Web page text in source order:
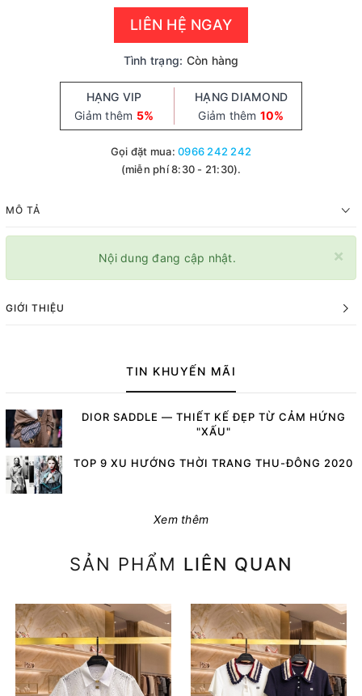
LIÊN HỆ NGAY
Tình trạng: Còn hàng
HẠNG VIP
Giảm thêm 5%
HẠNG DIAMOND
Giảm thêm 10%
Gọi đặt mua:0966 242 242
(miễn phí 8:30 - 21:30).
MÔ TẢ
×
Nội dung đang cập nhật.
GIỚI THIỆU
TIN KHUYẾN MÃI
DIOR SADDLE — THIẾT KẾ ĐẸP TỪ CẢM HỨNG
"XẤU"
TOP 9 XU HƯỚNG THỜI TRANG THU-ĐÔNG 2020
Xem thêm
SẢN PHẨM LIÊN QUAN